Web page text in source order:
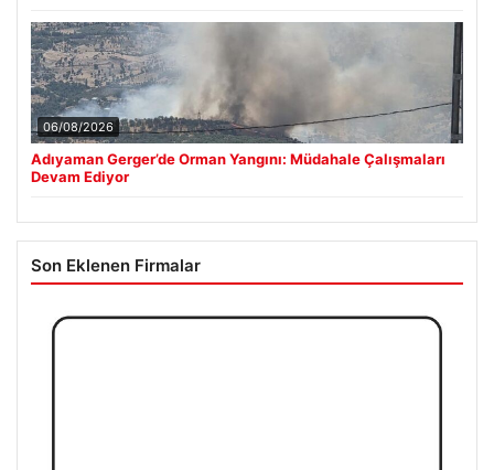
06/08/2026
Adıyaman Gerger’de Orman Yangını: Müdahale Çalışmaları
Devam Ediyor
Son Eklenen Firmalar